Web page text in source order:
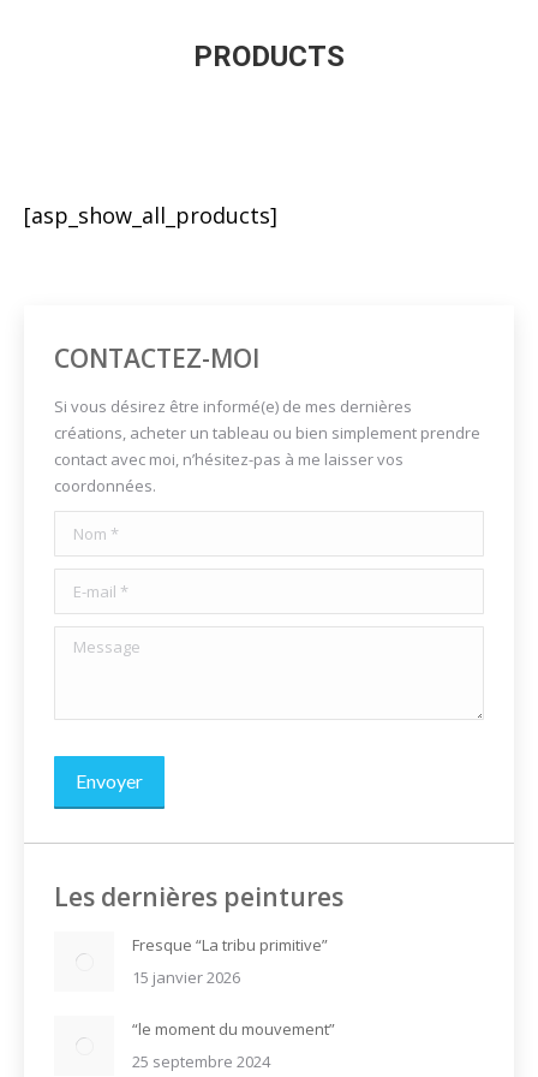
PRODUCTS
[asp_show_all_products]
CONTACTEZ-MOI
Si vous désirez être informé(e) de mes dernières
créations, acheter un tableau ou bien simplement prendre
contact avec moi, n’hésitez-pas à me laisser vos
coordonnées.
Nom *
E-mail *
Message
Envoyer
Les dernières peintures
Fresque “La tribu primitive”
15 janvier 2026
“le moment du mouvement”
25 septembre 2024